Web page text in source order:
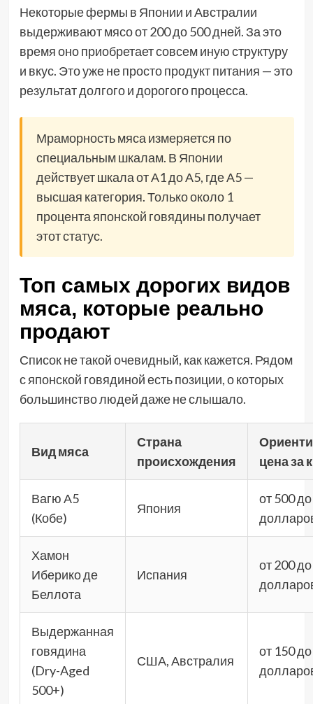
Некоторые фермы в Японии и Австралии
выдерживают мясо от 200 до 500 дней. За это
время оно приобретает совсем иную структуру
и вкус. Это уже не просто продукт питания — это
результат долгого и дорогого процесса.
Мраморность мяса измеряется по
специальным шкалам. В Японии
действует шкала от А1 до А5, где А5 —
высшая категория. Только около 1
процента японской говядины получает
этот статус.
Топ самых дорогих видов
мяса, которые реально
продают
Список не такой очевидный, как кажется. Рядом
с японской говядиной есть позиции, о которых
большинство людей даже не слышало.
Вид мяса
Страна
происхождения
цена за
Вагю А5
(Кобе)
Япония
от 500
Хамон
Иберико де
Беллота
Испания
от 200
Выдержанная
говядина
(Dry-Aged
500+)
США, Австралия
от 150